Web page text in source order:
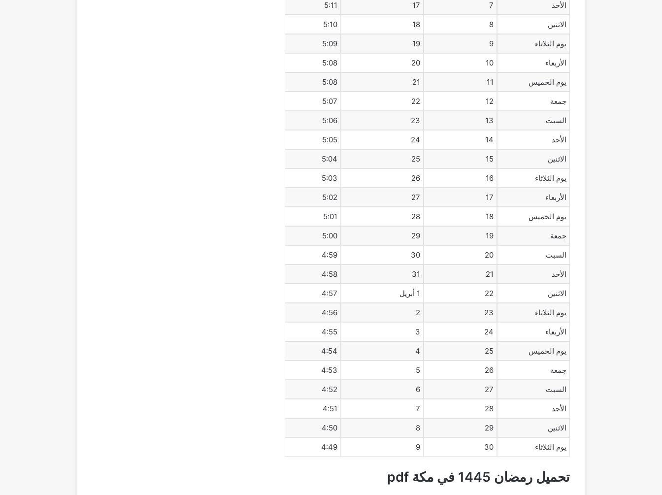
الأحد 7
17
5:11
الاثنين 8
18
5:10
يوم الثلاثاء 9
19
5:09
الأربعاء 10
20
5:08
يوم الخميس 11
21
5:08
جمعة 12
22
5:07
السبت 13
23
5:06
الأحد 14
24
5:05
الاثنين 15
25
5:04
يوم الثلاثاء 16
26
5:03
الأربعاء 17
27
5:02
يوم الخميس 18
28
5:01
جمعة 19
29
5:00
السبت 20
30
4:59
الأحد 21
31
4:58
الاثنين 22 1 أبريل 4:57
يوم الثلاثاء 23
2
4:56
الأربعاء 24
3
4:55
يوم الخميس 25
4
4:54
جمعة 26
5
4:53
السبت 27
6
4:52
الأحد 28
7
4:51
الاثنين 29
8
4:50
يوم الثلاثاء 30
9
4:49
تحميل رمضان 1445 في مكة pdf